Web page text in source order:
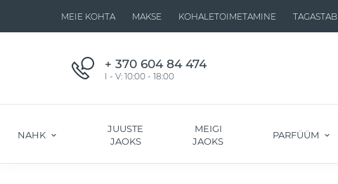
MEIE KOHTA MAKSE KOHALETOIMETAMINE TAGASTAB
+ 370 604 84 474
I - V: 10:00 - 18:00
NAHK
JUUSTE
JAOKS
MEIGI
JAOKS
PARFÜÜM